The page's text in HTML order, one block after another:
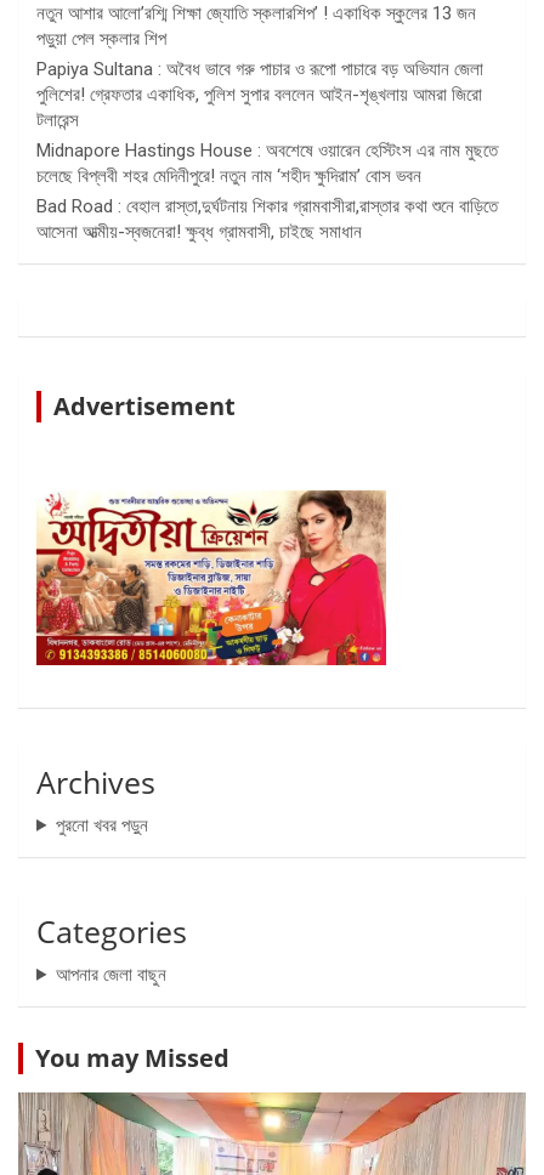
নতুন আশার আলো’রশ্মি শিক্ষা জ্যোতি স্কলারশিপ’ ! একাধিক স্কুলের 13 জন
পড়ুয়া পেল স্কলার শিপ
Papiya Sultana : অবৈধ ভাবে গরু পাচার ও রূপো পাচারে বড় অভিযান জেলা
পুলিশের! গ্রেফতার একাধিক, পুলিশ সুপার বললেন আইন-শৃঙ্খলায় আমরা জিরো
টলারেন্স
Midnapore Hastings House : অবশেষে ওয়ারেন হেস্টিংস এর নাম মুছতে
চলেছে বিপ্লবী শহর মেদিনীপুরে! নতুন নাম ‘শহীদ ক্ষুদিরাম’ বোস ভবন
Bad Road : বেহাল রাস্তা,দুর্ঘটনায় শিকার গ্রামবাসীরা,রাস্তার কথা শুনে বাড়িতে
আসেনা আত্মীয়-স্বজনেরা! ক্ষুব্ধ গ্রামবাসী, চাইছে সমাধান
Advertisement
Archives
পুরনো খবর পড়ুন
Categories
আপনার জেলা বাছুন
You may Missed